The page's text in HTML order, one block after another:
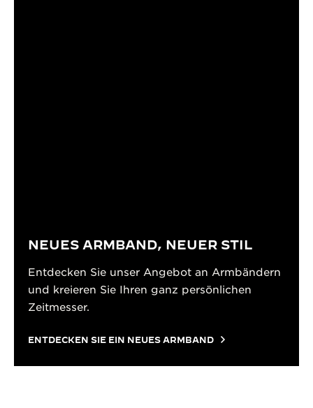
NEUES ARMBAND, NEUER STIL
Entdecken Sie unser Angebot an Armbändern
und kreieren Sie Ihren ganz persönlichen
Zeitmesser.
ENTDECKEN SIE EIN NEUES ARMBAND